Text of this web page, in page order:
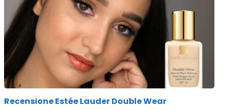
Recensione Estée Lauder Double Wear